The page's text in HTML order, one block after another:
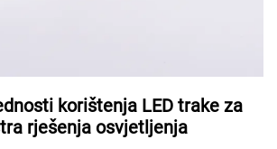
korištenja LED trake za
rješenja osvjetljenja